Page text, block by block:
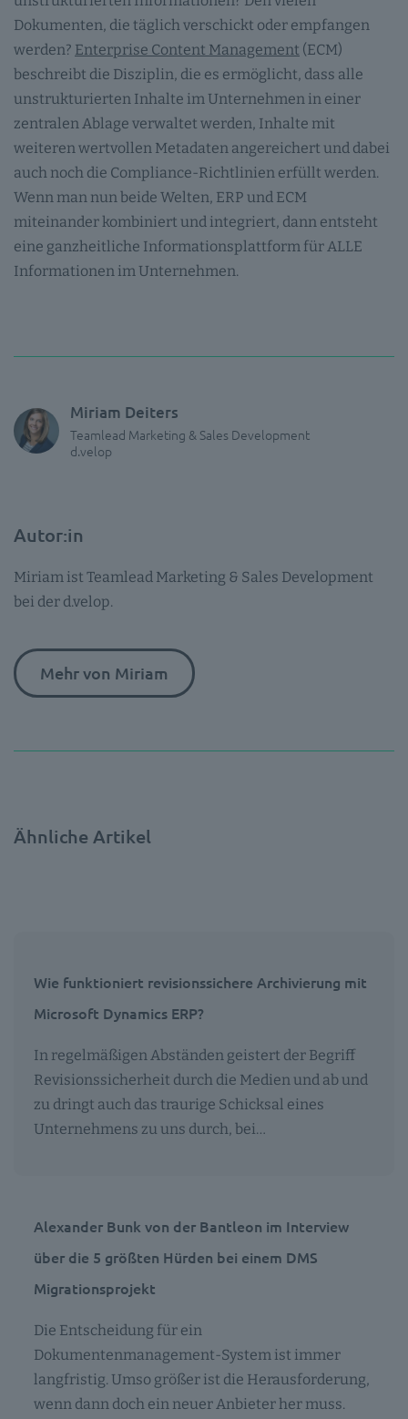
Dokumenten, die täglich verschickt oder empfangen
werden? Enterprise Content Management (ECM)
beschreibt die Disziplin, die es ermöglicht, dass alle
unstrukturierten Inhalte im Unternehmen in einer
zentralen Ablage verwaltet werden, Inhalte mit
weiteren wertvollen Metadaten angereichert und dabei
auch noch die Compliance-Richtlinien erfüllt werden.
Wenn man nun beide Welten, ERP und ECM
miteinander kombiniert und integriert, dann entsteht
eine ganzheitliche Informationsplattform für ALLE
Informationen im Unternehmen.
Autor:in
Miriam ist Teamlead Marketing & Sales Development
bei der d.velop.
Mehr von Miriam
Miriam Deiters
Teamlead Marketing & Sales Development
d.velop
Ähnliche Artikel
Wie funktioniert revisionssichere Archivierung mit
Microsoft Dynamics ERP?
In regelmäßigen Abständen geistert der Begriff
Revisionssicherheit durch die Medien und ab und
zu dringt auch das traurige Schicksal eines
Unternehmens zu uns durch, bei…
Alexander Bunk von der Bantleon im Interview
über die 5 größten Hürden bei einem DMS
Migrationsprojekt
Die Entscheidung für ein
Dokumentenmanagement-System ist immer
langfristig. Umso größer ist die Herausforderung,
wenn dann doch ein neuer Anbieter her muss.